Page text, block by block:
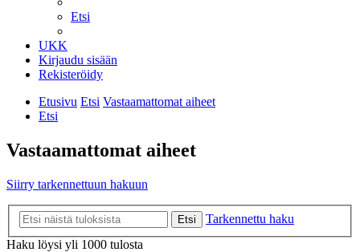
Etsi
UKK
Kirjaudu sisään
Rekisteröidy
Etusivu Etsi Vastaamattomat aiheet
Etsi
Vastaamattomat aiheet
Siirry tarkennettuun hakuun
Etsi
Tarkennettu haku
Haku löysi yli 1000 tulosta